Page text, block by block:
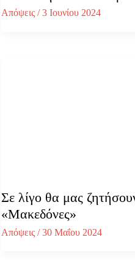
Απόψεις /3 Ιουνίου 2024
Σε λίγο θα μας
«Μακεδόνες»
Απόψεις /30 Μαΐου 2024